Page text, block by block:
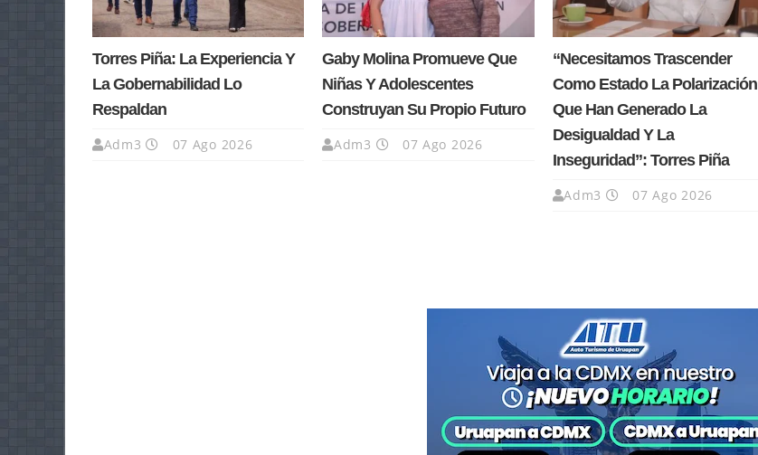
Torres Piña: La Experiencia Y
La Gobernabilidad Lo
Respaldan
Adm3 07 Ago 2026
Gaby Molina Promueve Que
Niñas Y Adolescentes
Construyan Su Propio Futuro
Adm3 07 Ago 2026
“Necesitamos Trascender
Como Estado La Polarización
Que Han Generado La
Desigualdad Y La
Inseguridad”: Torres Piña
Adm3 07 Ago 2026